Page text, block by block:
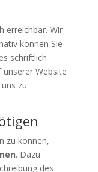
erreichbar. Wir
können Sie
schriftlich
Website
zu
zu können,
. Dazu
des